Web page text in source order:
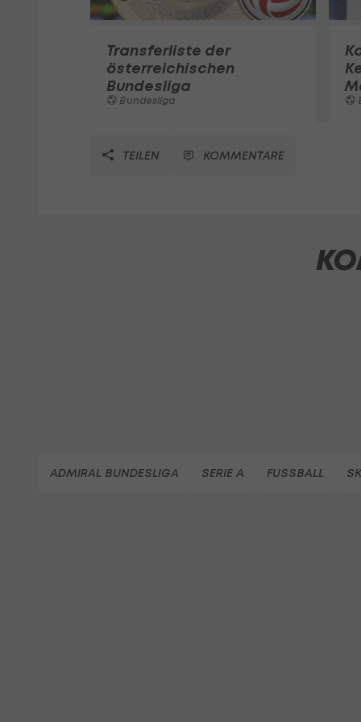
Transferliste der
österreichischen
Bundesliga
Bundesliga
TEILEN KOMMENTARE
ADMIRAL BUNDESLIGA SERIE A FUSSBALL